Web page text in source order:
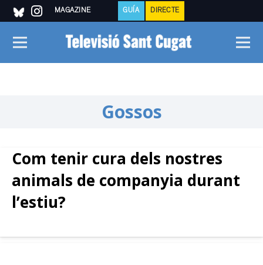
MAGAZINE GUÍA DIRECTE
Gossos
Com tenir cura dels nostres
animals de companyia durant
l’estiu?